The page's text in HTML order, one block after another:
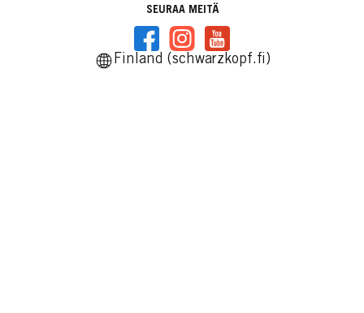
SEURAA MEITÄ
Finland (schwarzkopf.fi)